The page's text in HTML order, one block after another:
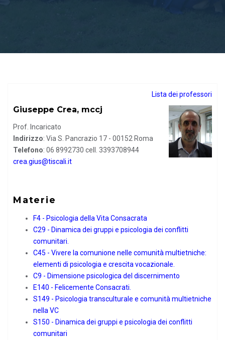
Lista dei professori
Giuseppe Crea, mccj
Prof. Incaricato
Indirizzo: Via S. Pancrazio 17 - 00152 Roma
Telefono: 06 8992730 cell. 3393708944
crea.gius@tiscali.it
Materie
F4 - Psicologia della Vita Consacrata
C29 - Dinamica dei gruppi e psicologia dei conflitti
comunitari.
C45 - Vivere la comunione nelle comunità multietniche:
elementi di psicologia e crescita vocazionale.
C9 - Dimensione psicologica del discernimento
E140 - Felicemente Consacrati.
S149 - Psicologia transculturale e comunità multietniche
nella VC
S150 - Dinamica dei gruppi e psicologia dei conflitti
comunitari